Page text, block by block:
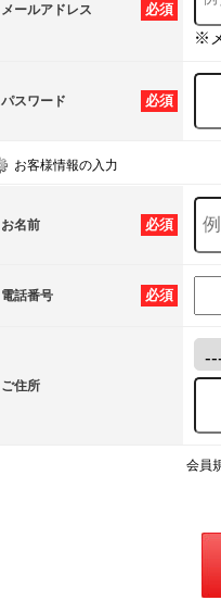
必須
メールアドレス
※
必須
パスワード
お客様情報の入力
必須
お名前
必須
電話番号
ご住所
会員